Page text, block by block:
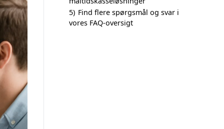
5) Find flere spørgsmål og svar i
vores FAQ-oversigt